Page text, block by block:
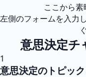
ここから
左側のフォームを入力
意思決定チ
1
意思決定のトピッ